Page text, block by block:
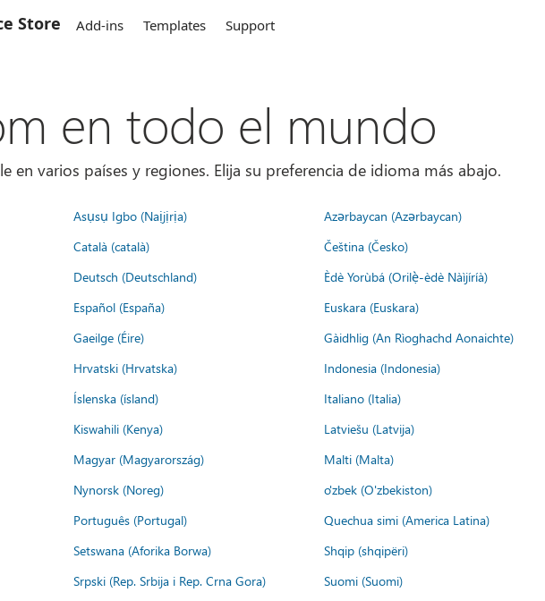
Store Add-ins Templates Support
en todo el mundo
en varios países y regiones. Elija su preferencia de idioma más abajo.
Asụsụ Igbo (Naịjịrịa) Azərbaycan (Azərbaycan)
Català (català) Čeština (Česko)
Deutsch (Deutschland) Èdè Yorùbá (Orilẹ̀-èdè Nàìjíríà)
Español (España) Euskara (Euskara)
Gaeilge (Éire) Gàidhlig (An Rìoghachd Aonaichte)
Hrvatski (Hrvatska) Indonesia (Indonesia)
Íslenska (ísland) Italiano (Italia)
Kiswahili (Kenya) Latviešu (Latvija)
Magyar (Magyarország) Malti (Malta)
Nynorsk (Noreg) o'zbek (O'zbekiston)
Português (Portugal) Quechua simi (America Latina)
Setswana (Aforika Borwa) Shqip (shqipëri)
Srpski (Rep. Srbija i Rep. Crna Gora) Suomi (Suomi)